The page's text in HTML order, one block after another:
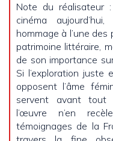
Note du réalisateur
cinéma
hommage à l’une
patrimoine littéraire,
de son importance
Si l’exploration juste
opposent l’âme
servent avant tout
l’œuvre n’en
témoignages de la